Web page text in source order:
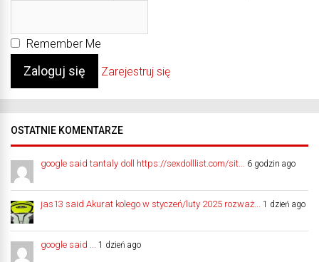
Remember Me
Zarejestruj się
OSTATNIE KOMENTARZE
google said tantaly doll https://sexdolllist.com/sit... 6 godzin ago
jas13 said Akurat kolego w styczeń/luty 2025 rozważ... 1 dzień ago
google said ... 1 dzień ago